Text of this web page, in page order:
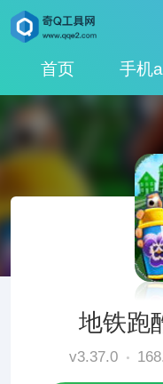
首页 手机
地铁跑
v3.37.0